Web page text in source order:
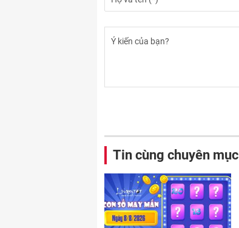
Tin cùng chuyên mục